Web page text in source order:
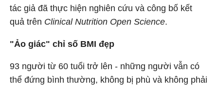
tác giả đã thực hiện nghiên cứu và công bố kết
quả trên Clinical Nutrition Open Science.
"Ảo giác" chỉ số BMI đẹp
93 người từ 60 tuổi trở lên - những người vẫn có
thể đứng bình thường, không bị phù và không phải